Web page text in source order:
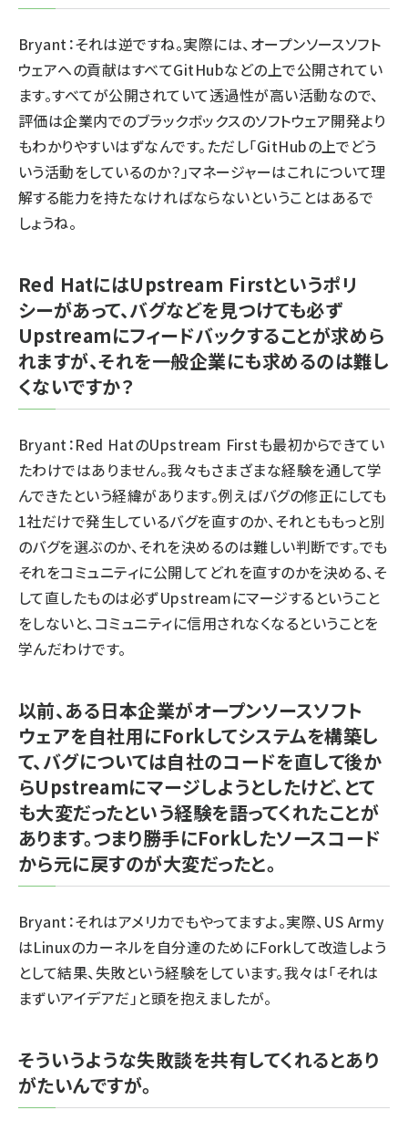
Bryant：それは逆ですね。実際には、オープンソースソフト
ウェアへの貢献はすべてGitHubなどの上で公開されてい
ます。すべてが公開されていて透過性が高い活動なので、
評価は企業内でのブラックボックスのソフトウェア開発より
もわかりやすいはずなんです。ただし「GitHubの上でどう
いう活動をしているのか？」マネージャーはこれについて理
解する能力を持たなければならないということはあるで
しょうね。
Red HatにはUpstream Firstというポリ
シーがあって、バグなどを見つけても必ず
Upstreamにフィードバックすることが求めら
れますが、それを一般企業にも求めるのは難し
くないですか？
Bryant：Red HatのUpstream Firstも最初からできてい
たわけではありません。我々もさまざまな経験を通して学
んできたという経緯があります。例えばバグの修正にしても
1社だけで発生しているバグを直すのか、それとももっと別
のバグを選ぶのか、それを決めるのは難しい判断です。でも
それをコミュニティに公開してどれを直すのかを決める、そ
して直したものは必ずUpstreamにマージするということ
をしないと、コミュニティに信用されなくなるということを
学んだわけです。
以前、ある日本企業がオープンソースソフト
ウェアを自社用にForkしてシステムを構築し
て、バグについては自社のコードを直して後か
らUpstreamにマージしようとしたけど、とて
も大変だったという経験を語ってくれたことが
あります。つまり勝手にForkしたソースコード
から元に戻すのが大変だったと。
Bryant：それはアメリカでもやってますよ。実際、US Army
はLinuxのカーネルを自分達のためにForkして改造しよう
として結果、失敗という経験をしています。我々は「それは
まずいアイデアだ」と頭を抱えましたが。
そういうような失敗談を共有してくれるとあり
がたいんですが。